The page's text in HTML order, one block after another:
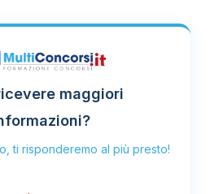
maggiori
ti risponderemo al più presto!